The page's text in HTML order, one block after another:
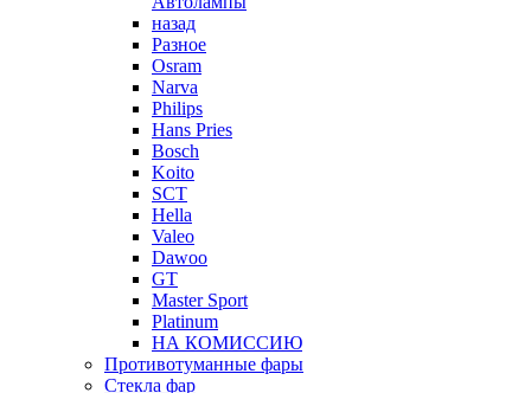
назад
Разное
Osram
Narva
Philips
Hans Pries
Bosch
Koito
SCT
Hella
Valeo
Dawoo
GT
Master Sport
Platinum
НА КОМИССИЮ
Противотуманные фары
Стекла фар